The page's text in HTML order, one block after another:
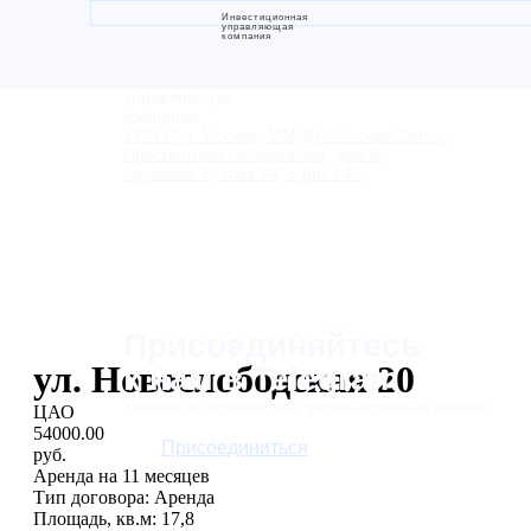
Инвестиционная
управляющая
компания
ул. Новослободская 20
ЦАО
54000.00
руб.
Аренда на 11 месяцев
Тип договора: Аренда
Площадь, кв.м: 17,8
к нам в Telegram
Узнавайте о новостях, предложениях и акциях
Присоединиться